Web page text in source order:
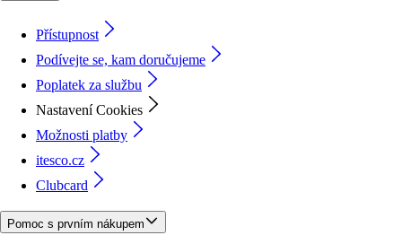
Přístupnost
Podívejte se, kam doručujeme
Poplatek za službu
Nastavení Cookies
Možnosti platby
itesco.cz
Clubcard
Pomoc s prvním nákupem